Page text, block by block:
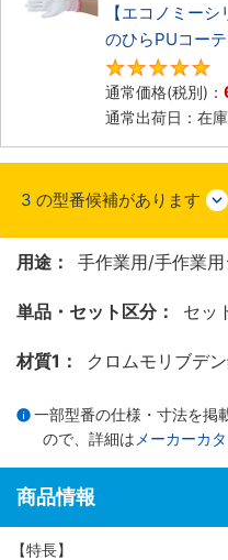
【エコノミー
のひらPUコーテ
通常価格(税別)：
通常出荷日：在
3 の型番候補があります
用途： 手作業用/手作業
単品・セット区分： セッ
材質1： クロムモリブデ
一部型番の仕様・寸法を掲
ので、詳細は メーカーカ
商品情報
【特長】